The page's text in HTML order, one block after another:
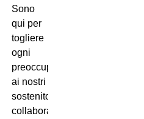
Sono
qui per
togliere
ogni
preoccupazione
ai nostri
sostenitori. Vogliamo
collaborare,